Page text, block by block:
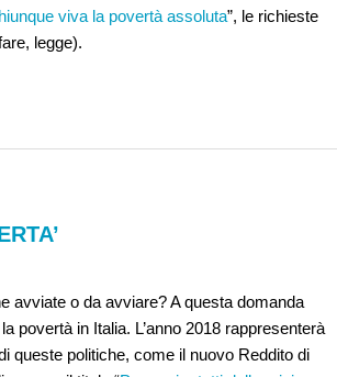
viva la povertà assoluta”, le richieste
legge).
avviate o da avviare? A questa domanda
povertà in Italia. L’anno 2018 rappresenterà
queste politiche, come il nuovo Reddito di